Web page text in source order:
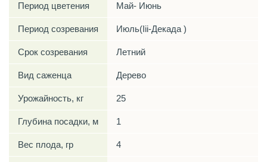
Период цветения Май- Июнь
Период созревания Июль(Iii-Декада )
Срок созревания Летний
Вид саженца Дерево
Урожайность, кг 25
Глубина посадки, м 1
Вес плода, гр 4